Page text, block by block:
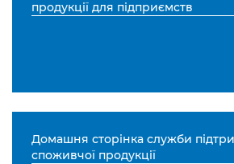
продукції для підприємств
Домашня сторінка служби
споживчої продукції